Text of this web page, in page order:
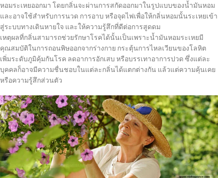
หอมระเหยออกมา โดยกลิ่นจะผ่านการสกัดออกมาในรูปแบบของน้ำมันหอม
และอาจใช้สำหรับการนวด การอาบ หรือจุดไฟเพื่อให้กลิ่นหอมนั้นระเหยเข้า
สู่ระบบทางเดินหายใจ และให้ความรู้สึกที่ดีต่อการสูดดม
เหตุผลที่กลิ่นสามารถช่วยรักษาโรคได้นั้นเป็นเพราะน้ำมันหอมระเหยมี
คุณสมบัติในการถอนพิษออกจากร่างกาย กระตุ้นการไหลเวียนของโลหิต
เพิ่มระดับภูมิคุ้มกันโรค ลดอาการอักเสบ หรือบรรเทาอาการปวด ซึ่งแต่ละ
บุคคลก็อาจมีความชื่นชอบในแต่ละกลิ่นได้แตกต่างกัน แล้วแต่ความคุ้นเคย
หรือความรู้สึกส่วนตัว